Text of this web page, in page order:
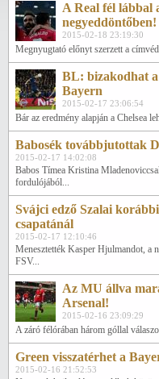
A Real fél lábbal
negyeddöntőben!
2015-02-18 23:19:30
Megnyugtató előnyt szerzett a
BL: bizakodhat a
Bayern
2015-02-17 23:06:54
Bár az eredmény alapján a Chelsea
Babosék továbbjutottak
2015-02-17 14:02:08
Babos Tímea Kristina
fordulójából...
Svájci edző Szalai korábbi
csapatánál
2015-02-17 12:10:46
Menesztették Kasper Hjulmandot, a
FSV...
Az MU állva
Arsenal!
2015-02-16 23:09:29
A záró félórában három góllal
Green visszatérhet a
2015-02-16 21:52:53